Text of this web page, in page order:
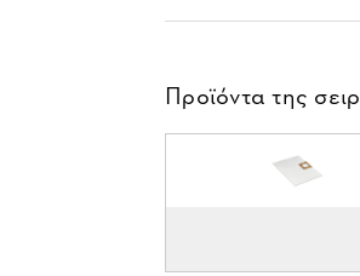
Προϊόντα της